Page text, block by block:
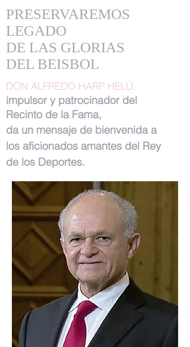
PRESERVAREMOS
LEGADO
DE LAS GLORIAS
DEL BEISBOL
DON ALFREDO HARP HELÚ,
impulsor y patrocinador del
Recinto de la Fama,
da un mensaje de bienvenida a
los aficionados amantes del Rey
de los Deportes.